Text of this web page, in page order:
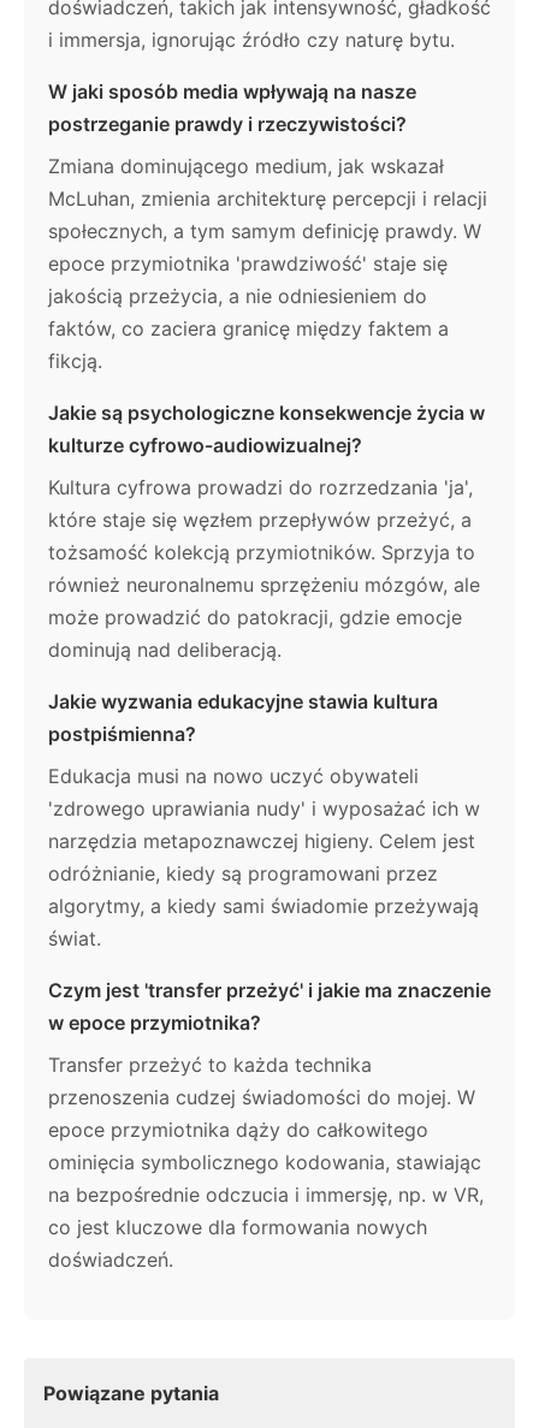
doświadczeń, takich jak intensywność, gładkość
i immersja, ignorując źródło czy naturę bytu.
W jaki sposób media wpływają na nasze
postrzeganie prawdy i rzeczywistości?
Zmiana dominującego medium, jak wskazał
McLuhan, zmienia architekturę percepcji i relacji
społecznych, a tym samym definicję prawdy. W
epoce przymiotnika 'prawdziwość' staje się
jakością przeżycia, a nie odniesieniem do
faktów, co zaciera granicę między faktem a
fikcją.
Jakie są psychologiczne konsekwencje życia w
kulturze cyfrowo-audiowizualnej?
Kultura cyfrowa prowadzi do rozrzedzania 'ja',
które staje się węzłem przepływów przeżyć, a
tożsamość kolekcją przymiotników. Sprzyja to
również neuronalnemu sprzężeniu mózgów, ale
może prowadzić do patokracji, gdzie emocje
dominują nad deliberacją.
Jakie wyzwania edukacyjne stawia kultura
postpiśmienna?
Edukacja musi na nowo uczyć obywateli
'zdrowego uprawiania nudy' i wyposażać ich w
narzędzia metapoznawczej higieny. Celem jest
odróżnianie, kiedy są programowani przez
algorytmy, a kiedy sami świadomie przeżywają
świat.
Czym jest 'transfer przeżyć' i jakie ma znaczenie
w epoce przymiotnika?
Transfer przeżyć to każda technika
przenoszenia cudzej świadomości do mojej. W
epoce przymiotnika dąży do całkowitego
ominięcia symbolicznego kodowania, stawiając
na bezpośrednie odczucia i immersję, np. w VR,
co jest kluczowe dla formowania nowych
doświadczeń.
Powiązane pytania